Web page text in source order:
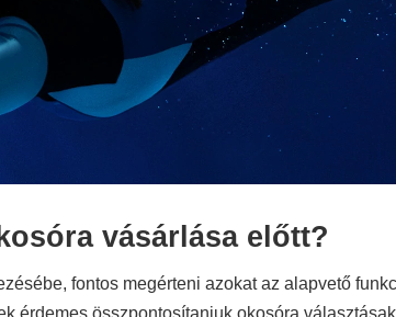
vásárlása előtt?
fontos megérteni azokat az alapvető
érdemes összpontosítaniuk okosóra